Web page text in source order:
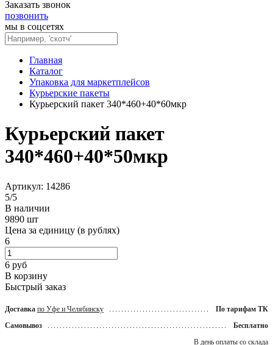
Заказать звонок
позвонить
мы в соцсетях
Главная
Каталог
Упаковка для маркетплейсов
Курьерские пакеты
Курьерский пакет 340*460+40*60мкр
Курьерский пакет
340*460+40*50мкр
Артикул: 14286
5/5
В наличии
9890 шт
Цена за единицу (в рублях)
6
6 руб
В корзину
Быстрый заказ
Доставка по Уфе и Челябинску
По тарифам ТК
Самовывоз
Бесплатно
В день оплаты со склада